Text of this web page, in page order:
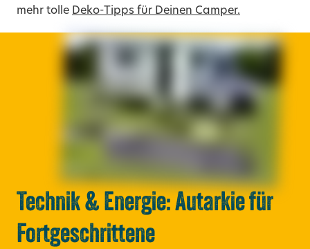
mehr tolle Deko-Tipps für Deinen Camper.
Technik & Energie: Autarkie für
Fortgeschrittene